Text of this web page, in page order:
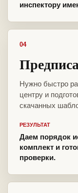
инспектору
04
Нужно быстро
центру и
скачанных
РЕЗУЛЬТАТ
Даем порядок
комплект и
проверки.